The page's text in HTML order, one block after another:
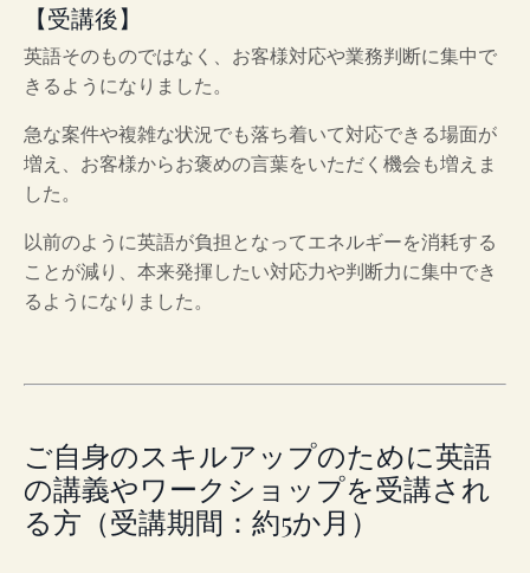
【受講後】
英語そのものではなく、お客様対応や業務判断に集中で
きるようになりました。
急な案件や複雑な状況でも落ち着いて対応できる場面が
増え、お客様からお褒めの言葉をいただく機会も増えま
した。
以前のように英語が負担となってエネルギーを消耗する
ことが減り、本来発揮したい対応力や判断力に集中でき
るようになりました。
ご自身のスキルアップのために英語
の講義やワークショップを受講され
る方（受講期間：約5か月）